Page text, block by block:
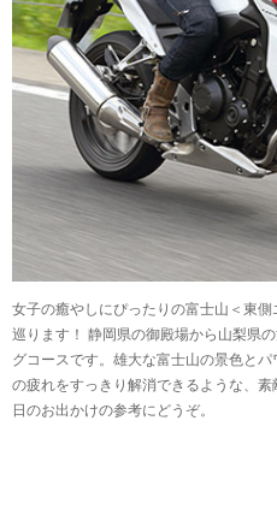
女子の癒やしにぴったりの富士山＜東
巡ります！ 静岡県の御殿場から山梨県
グコースです。雄大な富士山の景色と
の疲れをすっきり解消できるような、
日のお出かけの参考にどうぞ。